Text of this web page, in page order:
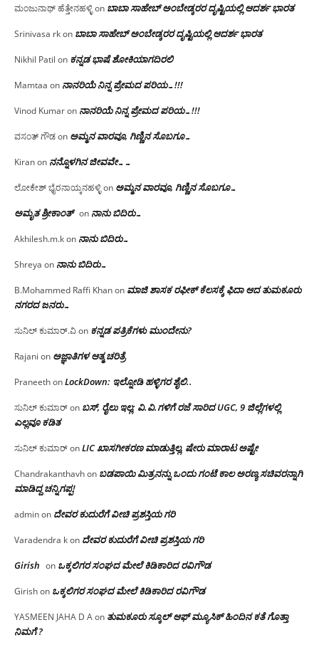
ಮಂಜುನಾಥ್ ಹೆತ್ತೇನಹಳ್ಳಿon ಬಾಬಾ ಸಾಹೇಬ್ ಅಂಬೇಡ್ಕರರ ದೃಷ್ಟಿಯಲ್ಲಿ ಆದರ್ಶ ಭಾರತ
Srinivasa rkon ಬಾಬಾ ಸಾಹೇಬ್ ಅಂಬೇಡ್ಕರರ ದೃಷ್ಟಿಯಲ್ಲಿ ಆದರ್ಶ ಭಾರತ
Nikhil Patil on ಕನ್ನಡ ಭಾಷೆ ಶೋಕಿಯಾಗದಿರಲಿ
Mamtaa on ನಾನರಿಯೆ ನಿನ್ನ ಪ್ರೇಮದ ಪರಿಯ…!!!
Vinod Kumaron ನಾನರಿಯೆ ನಿನ್ನ ಪ್ರೇಮದ ಪರಿಯ…!!!
ವಸಂತ್ ಗೌಡon ಅಮ್ಮನ ವಾರವೂ, ಗಿಣ್ಣಿನ ಸೊಬಗೂ…
Kiranon ನನ್ನೊಳಗಿನ ಜೀವವೇ……
ಲೋಕೇಶ್ ಭೈರನಾಯ್ಕನಹಳ್ಳಿon ಅಮ್ಮನ ವಾರವೂ, ಗಿಣ್ಣಿನ ಸೊಬಗೂ…
ಅಮೃತ ಶ್ರೀಕಾಂತ್ on ನಾನು ಬಿದಿರು…
Akhilesh.m.kon ನಾನು ಬಿದಿರು…
Shreya on ನಾನು ಬಿದಿರು…
B.Mohammed Raffi Khanon ಮಾಜಿ ಶಾಸಕ ರಫೀಕ್ ಕೆಲಸಕ್ಕೆ ಫಿದಾ ಆದ ತುಮಕೂರು
ನಗರದ ಜನರು…
ಸುನಿಲ್ ಕುಮಾರ್.ವಿon ಕನ್ನಡ ಪತ್ರಿಕೆಗಳು ಮುಂದೇನು?
Rajani on ಅಜ್ಞಾತಿಗಳ ಆತ್ಮ ಚರಿತ್ರೆ
PraneethonLockDown: ಇಲ್ನೋಡಿ ಹಳ್ಳಿಗರ ಶೈಲಿ..
ಸುನಿಲ್ ಕುಮಾರ್on ಬಸ್, ರೈಲು ಇಲ್ಲ; ವಿ.ವಿ.ಗಳಿಗೆ ರಜೆ ಸಾರಿದ UGC, 9 ಜಿಲ್ಲೆಗಳಲ್ಲಿ
ಎಲ್ಲವೂ ಕಡಿತ
ಸುನಿಲ್ ಕುಮಾರ್onLIC ಖಾಸಗೀಕರಣ ಮಾಡುತ್ತಿಲ್ಲ, ಷೇರು ಮಾರಾಟ ಅಷ್ಟೇ
Chandrakanthavhon ಬಡಪಾಯಿ ಮಿತ್ರನನ್ನು ಒಂದು ಗಂಟೆ ಕಾಲ ಅರಣ್ಯ ಸಚಿವರನ್ನಾಗಿ
ಮಾಡಿದ್ದ ಚನ್ನಿಗಪ್ಪ!
adminon ದೇವರ ಕುದುರೆಗೆ ವೀಚಿ ಪ್ರಶಸ್ತಿಯ ಗರಿ
Varadendra kon ದೇವರ ಕುದುರೆಗೆ ವೀಚಿ ಪ್ರಶಸ್ತಿಯ ಗರಿ
Girish on ಒಕ್ಕಲಿಗರ ಸಂಘದ ಮೇಲೆ ಕಿಡಿಕಾರಿದ ರವಿಗೌಡ
Girishon ಒಕ್ಕಲಿಗರ ಸಂಘದ ಮೇಲೆ ಕಿಡಿಕಾರಿದ ರವಿಗೌಡ
YASMEEN JAHA D Aon ತುಮಕೂರು ಸ್ಕೂಲ್ ಆಫ್ ಮ್ಯೂಸಿಕ್ ಹಿಂದಿನ ಕತೆ ಗೊತ್ತಾ
ನಿಮಗೆ ?